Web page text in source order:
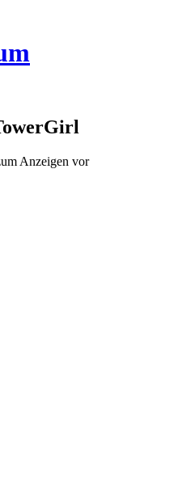
Anzeigen vor